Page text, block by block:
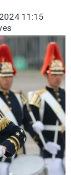
11:15